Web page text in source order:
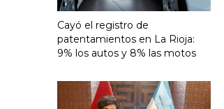
Cayó el registro de
patentamientos en La Rioja:
9% los autos y 8% las motos